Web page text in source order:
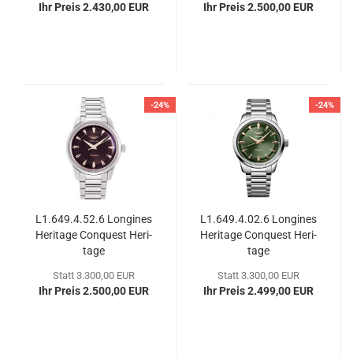
Ihr Preis 2.430,00 EUR Ihr Preis 2.500,00 EUR
-24%
L1.649.4.52.6 Lon­gi­nes
He­ri­ta­ge Con­quest He­ri­
ta­ge
Statt 3.300,00 EUR
Ihr Preis 2.500,00 EUR
-24%
L1.649.4.02.6 Lon­gi­nes
He­ri­ta­ge Con­quest He­ri­
ta­ge
Statt 3.300,00 EUR
Ihr Preis 2.499,00 EUR